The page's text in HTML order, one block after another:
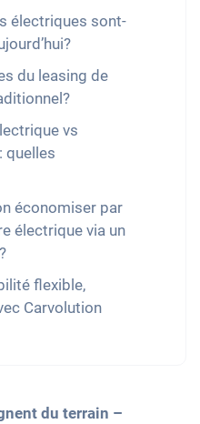
électriques sont-
du leasing de
vs
quelles
économiser par
électrique via un
flexible,
Carvolution
du terrain –